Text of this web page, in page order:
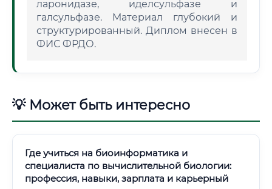
ларонидазе, иделсульфазе и
галсульфазе. Материал глубокий и
структурированный. Диплом внесен в
ФИС ФРДО.
💡 Может быть интересно
Где учиться на биоинформатика и
специалиста по вычислительной биологии:
профессия, навыки, зарплата и карьерный